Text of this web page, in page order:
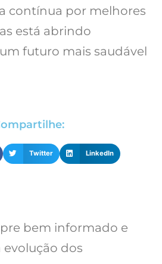
contínua por melhores
está abrindo
futuro mais saudável
Twitter LinkedIn
bem informado e
dos